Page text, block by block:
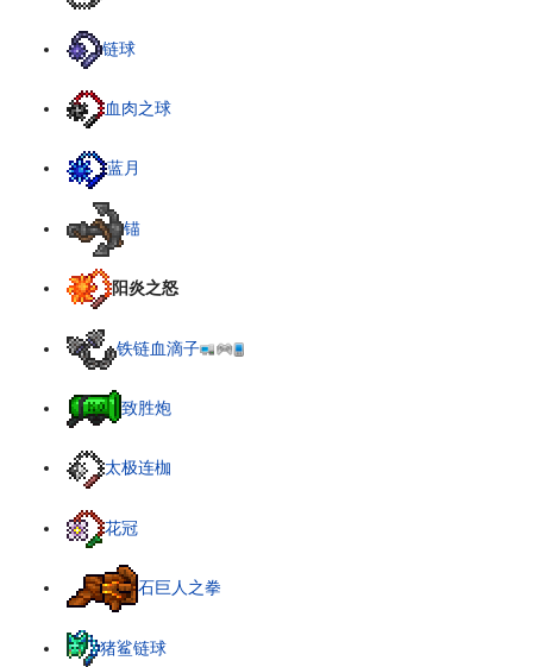
链球
血肉之球
蓝月
锚
阳炎之怒
铁链血滴子
致胜炮
太极连枷
花冠
石巨人之拳
猪鲨链球